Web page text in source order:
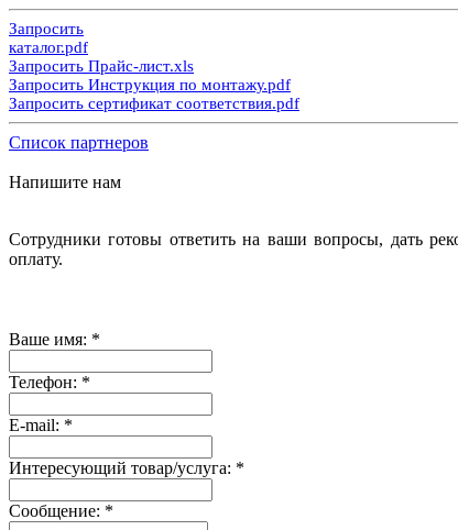
Запросить
каталог.pdf
Запросить Прайс-лист.xls
Запросить Инструкция по монтажу.pdf
Запросить сертификат соответствия.pdf
Список партнеров
Напишите нам
Сотрудники готовы ответить на ваши вопросы, дать
оплату.
Ваше имя: *
Телефон: *
E-mail: *
Интересующий товар/услуга: *
Сообщение: *